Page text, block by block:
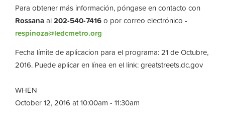
Para obtener más información, póngase en contacto con
Rossanaal202-540-7416o por correo electrónico -
respinoza@ledcmetro.org
Fecha límite de aplicacion para el programa: 21 de Octubre,
2016. Puede aplicar en línea en el link: greatstreets.dc.gov
WHEN
October 12, 2016 at 10:00am - 11:30am